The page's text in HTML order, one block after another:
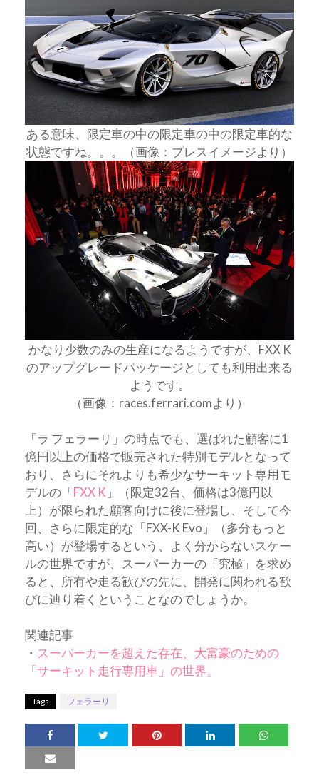
ある意味、限定車の中の限定車の中の限定車的な
状態ですね。。。（画像：プレスイメージより）
かなり少数のみの生産になるようですが、FXX K
のアップグレードパッケージとしても利用出来る
ようです。
（画像：races.ferrari.comより）
「ラ フェラーリ」の時点でも、選ばれた顧客に1
億円以上の価格で販売された特別モデルとなって
おり、さらにそれよりも希少なサーキット専用モ
デルの「FXX K 」（限定32台、価格は3億円以
上）が限られた顧客向けに後に登場し、そして今
回、さらに限定的な「FXX-K Evo」（多分もっと
高い）が登場するという、よく分からないスケー
ルの世界ですが、スーパーカーの「究極」を求め
ると、所有や走る歓びの先に、開発に関われる歓
びに辿り着くということなのでしょうか。
関連記事
・ スーパーカーを超えた存在、大富豪のための
「サーキット走行専用車」の世界。
Tags フェラーリ